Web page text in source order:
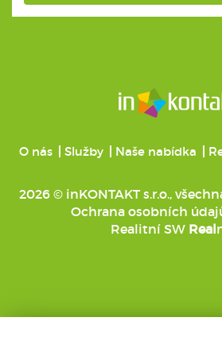
O nás Služby Naše nabídka
2026 © inKONTAKT s.r.o.,
Ochrana osobních
Realitní SW Real